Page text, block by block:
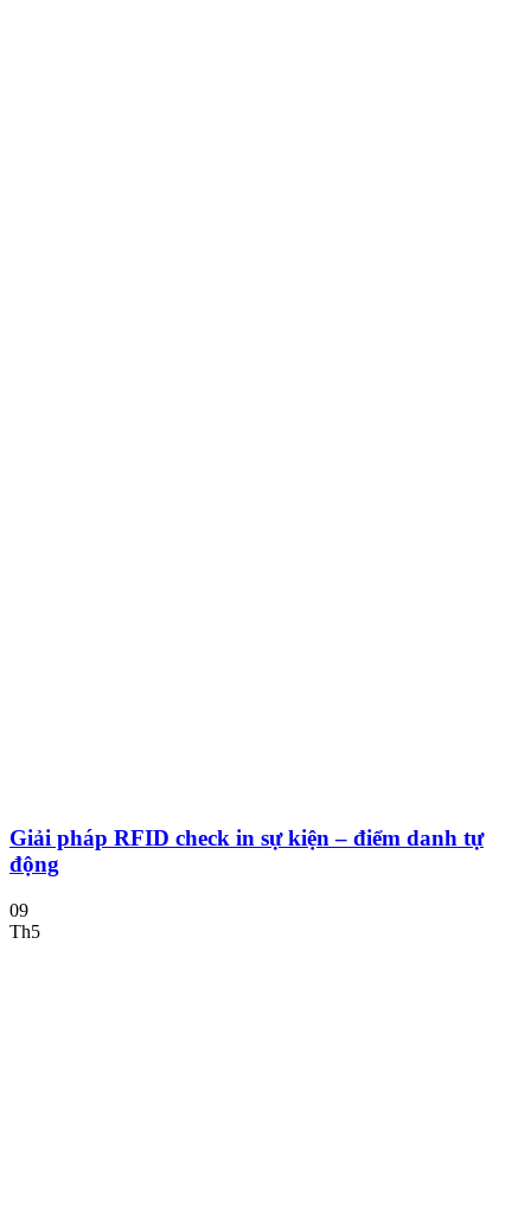
Giải pháp RFID check in sự kiện – điểm danh tự
động
09
Th5